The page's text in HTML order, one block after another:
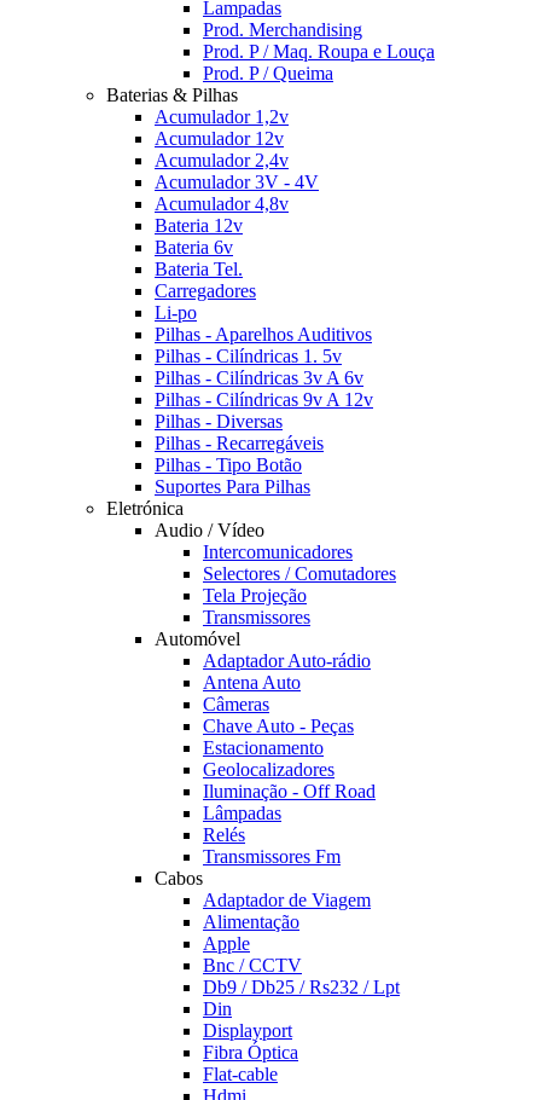
Lampadas
Prod. Merchandising
Prod. P / Maq. Roupa e Louça
Prod. P / Queima
Baterias & Pilhas
Acumulador 1,2v
Acumulador 12v
Acumulador 2,4v
Acumulador 3V - 4V
Acumulador 4,8v
Bateria 12v
Bateria 6v
Bateria Tel.
Carregadores
Li-po
Pilhas - Aparelhos Auditivos
Pilhas - Cilíndricas 1. 5v
Pilhas - Cilíndricas 3v A 6v
Pilhas - Cilíndricas 9v A 12v
Pilhas - Diversas
Pilhas - Recarregáveis
Pilhas - Tipo Botão
Suportes Para Pilhas
Eletrónica
Audio / Vídeo
Intercomunicadores
Selectores / Comutadores
Tela Projeção
Transmissores
Automóvel
Adaptador Auto-rádio
Antena Auto
Câmeras
Chave Auto - Peças
Estacionamento
Geolocalizadores
Iluminação - Off Road
Lâmpadas
Relés
Transmissores Fm
Cabos
Adaptador de Viagem
Alimentação
Apple
Bnc / CCTV
Db9 / Db25 / Rs232 / Lpt
Din
Displayport
Fibra Óptica
Flat-cable
Hdmi